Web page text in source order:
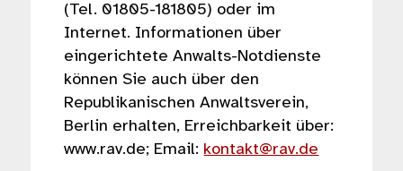
(Tel. 01805-181805) oder im
Internet. Informationen über
eingerichtete Anwalts-Notdienste
können Sie auch über den
Republikanischen Anwaltsverein,
Berlin erhalten, Erreichbarkeit über:
www.rav.de; Email: kontakt@rav.de